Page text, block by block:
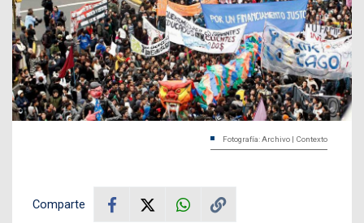
Fotografía: Archivo | Contexto
Comparte